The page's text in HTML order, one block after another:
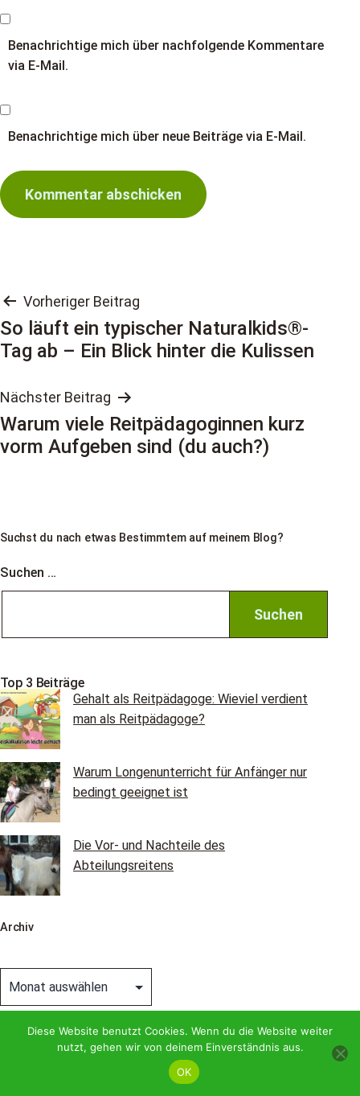
Benachrichtige mich über nachfolgende Kommentare
via E-Mail.
Benachrichtige mich über neue Beiträge via E-Mail.
Beitragsnavigation
Vorheriger Beitrag
So läuft ein typischer Naturalkids®-
Tag ab – Ein Blick hinter die Kulissen
Nächster Beitrag
Warum viele Reitpädagoginnen kurz
vorm Aufgeben sind (du auch?)
Suchst du nach etwas Bestimmtem auf meinem Blog?
Suchen …
Top 3 Beiträge
Gehalt als Reitpädagoge: Wieviel verdient
man als Reitpädagoge?
Warum Longenunterricht für Anfänger nur
bedingt geeignet ist
Die Vor- und Nachteile des
Abteilungsreitens
Archiv
Kategorien
Diese Website benutzt Cookies. Wenn du die Website weiter
nutzt, gehen wir von deinem Einverständnis aus.
OK